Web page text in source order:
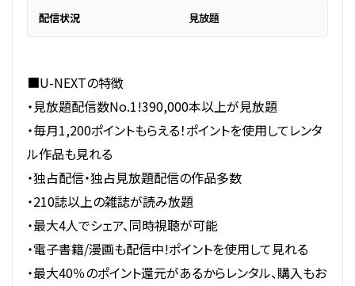
配信状況 見放題
■U-NEXTの特徴
・見放題配信数No.1!390,000本以上が見放題
・毎月1,200ポイントもらえる！ポイントを使用してレンタ
ル作品も見れる
・独占配信・独占見放題配信の作品多数
・210誌以上の雑誌が読み放題
・最大4人でシェア、同時視聴が可能
・電子書籍/漫画も配信中!ポイントを使用して見れる
・最大40％のポイント還元があるからレンタル、購入もお